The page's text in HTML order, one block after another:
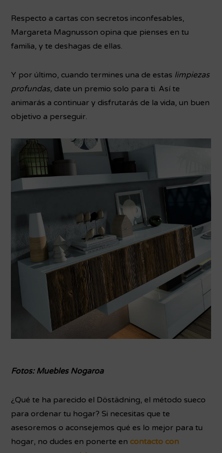
Respecto a cartas con secretos inconfesables,
Margareta Magnusson opina que pienses en tu
familia, y te deshagas de ellas.
Y por último, cuando termines una de estas limpiezas
profundas, date un premio solo para ti. Así te
animarás a continuar y disfrutarás de la vida, un buen
objetivo a perseguir.
Fotos: Muebles Nogaroa
¿Qué te ha parecido el Döstädning, el método sueco
para ordenar tu hogar? Si necesitas que te
asesoremos o aconsejemos qué es lo mejor para tu
hogar, no dudes en ponerte en contacto con